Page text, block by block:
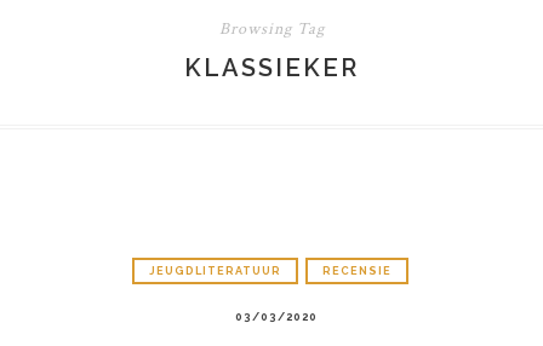
Browsing Tag
KLASSIEKER
JEUGDLITERATUUR RECENSIE
03/03/2020